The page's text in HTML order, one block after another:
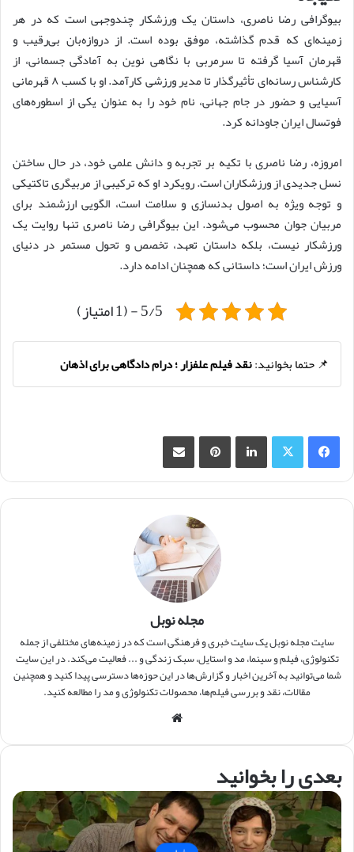
بیوگرافی رضا ناصری، داستان یک ورزشکار چندوجهی است که در هر
زمینه‌ای که قدم گذاشته، موفق بوده است. از دروازه‌بان بی‌رقیب و
قهرمان آسیا گرفته تا سرمربی با نگاهی نوین به آمادگی جسمانی، از
کارشناس رسانه‌ای تأثیرگذار تا مدیر ورزشی کارآمد. او با کسب ۸ قهرمانی
آسیایی و حضور در جام جهانی، نام خود را به عنوان یکی از اسطوره‌های
فوتسال ایران جاودانه کرد.
امروزه، رضا ناصری با تکیه بر تجربه و دانش علمی خود، در حال ساختن
نسل جدیدی از ورزشکاران است. رویکرد او که ترکیبی از مربیگری تاکتیکی
و توجه ویژه به اصول بدنسازی و سلامت است، الگویی ارزشمند برای
مربیان جوان محسوب می‌شود. این بیوگرافی رضا ناصری تنها روایت یک
ورزشکار نیست، بلکه داستان تعهد، تخصص و تحول مستمر در دنیای
ورزش ایران است؛ داستانی که همچنان ادامه دارد.
5/5 - (1 امتیاز)
📌 حتما بخوانید:نقد فیلم علفزار ؛ درام دادگاهی برای اذهان
فیس بوک X لینکدین ‫پین‌ترست
مجله نوبل
سایت مجله نوبل یک سایت خبری و فرهنگی است که در زمینه‌های مختلفی از جمله
تکنولوژی، فیلم و سینما، مد و استایل، سبک زندگی و ... فعالیت می‌کند. در این سایت
شما می‌توانید به آخرین اخبار و گزارش‌ها در این حوزه‌ها دسترسی پیدا کنید و همچنین
مقالات، نقد و بررسی فیلم‌ها، محصولات تکنولوژی و مد را مطالعه کنید.
بعدی را بخوانید